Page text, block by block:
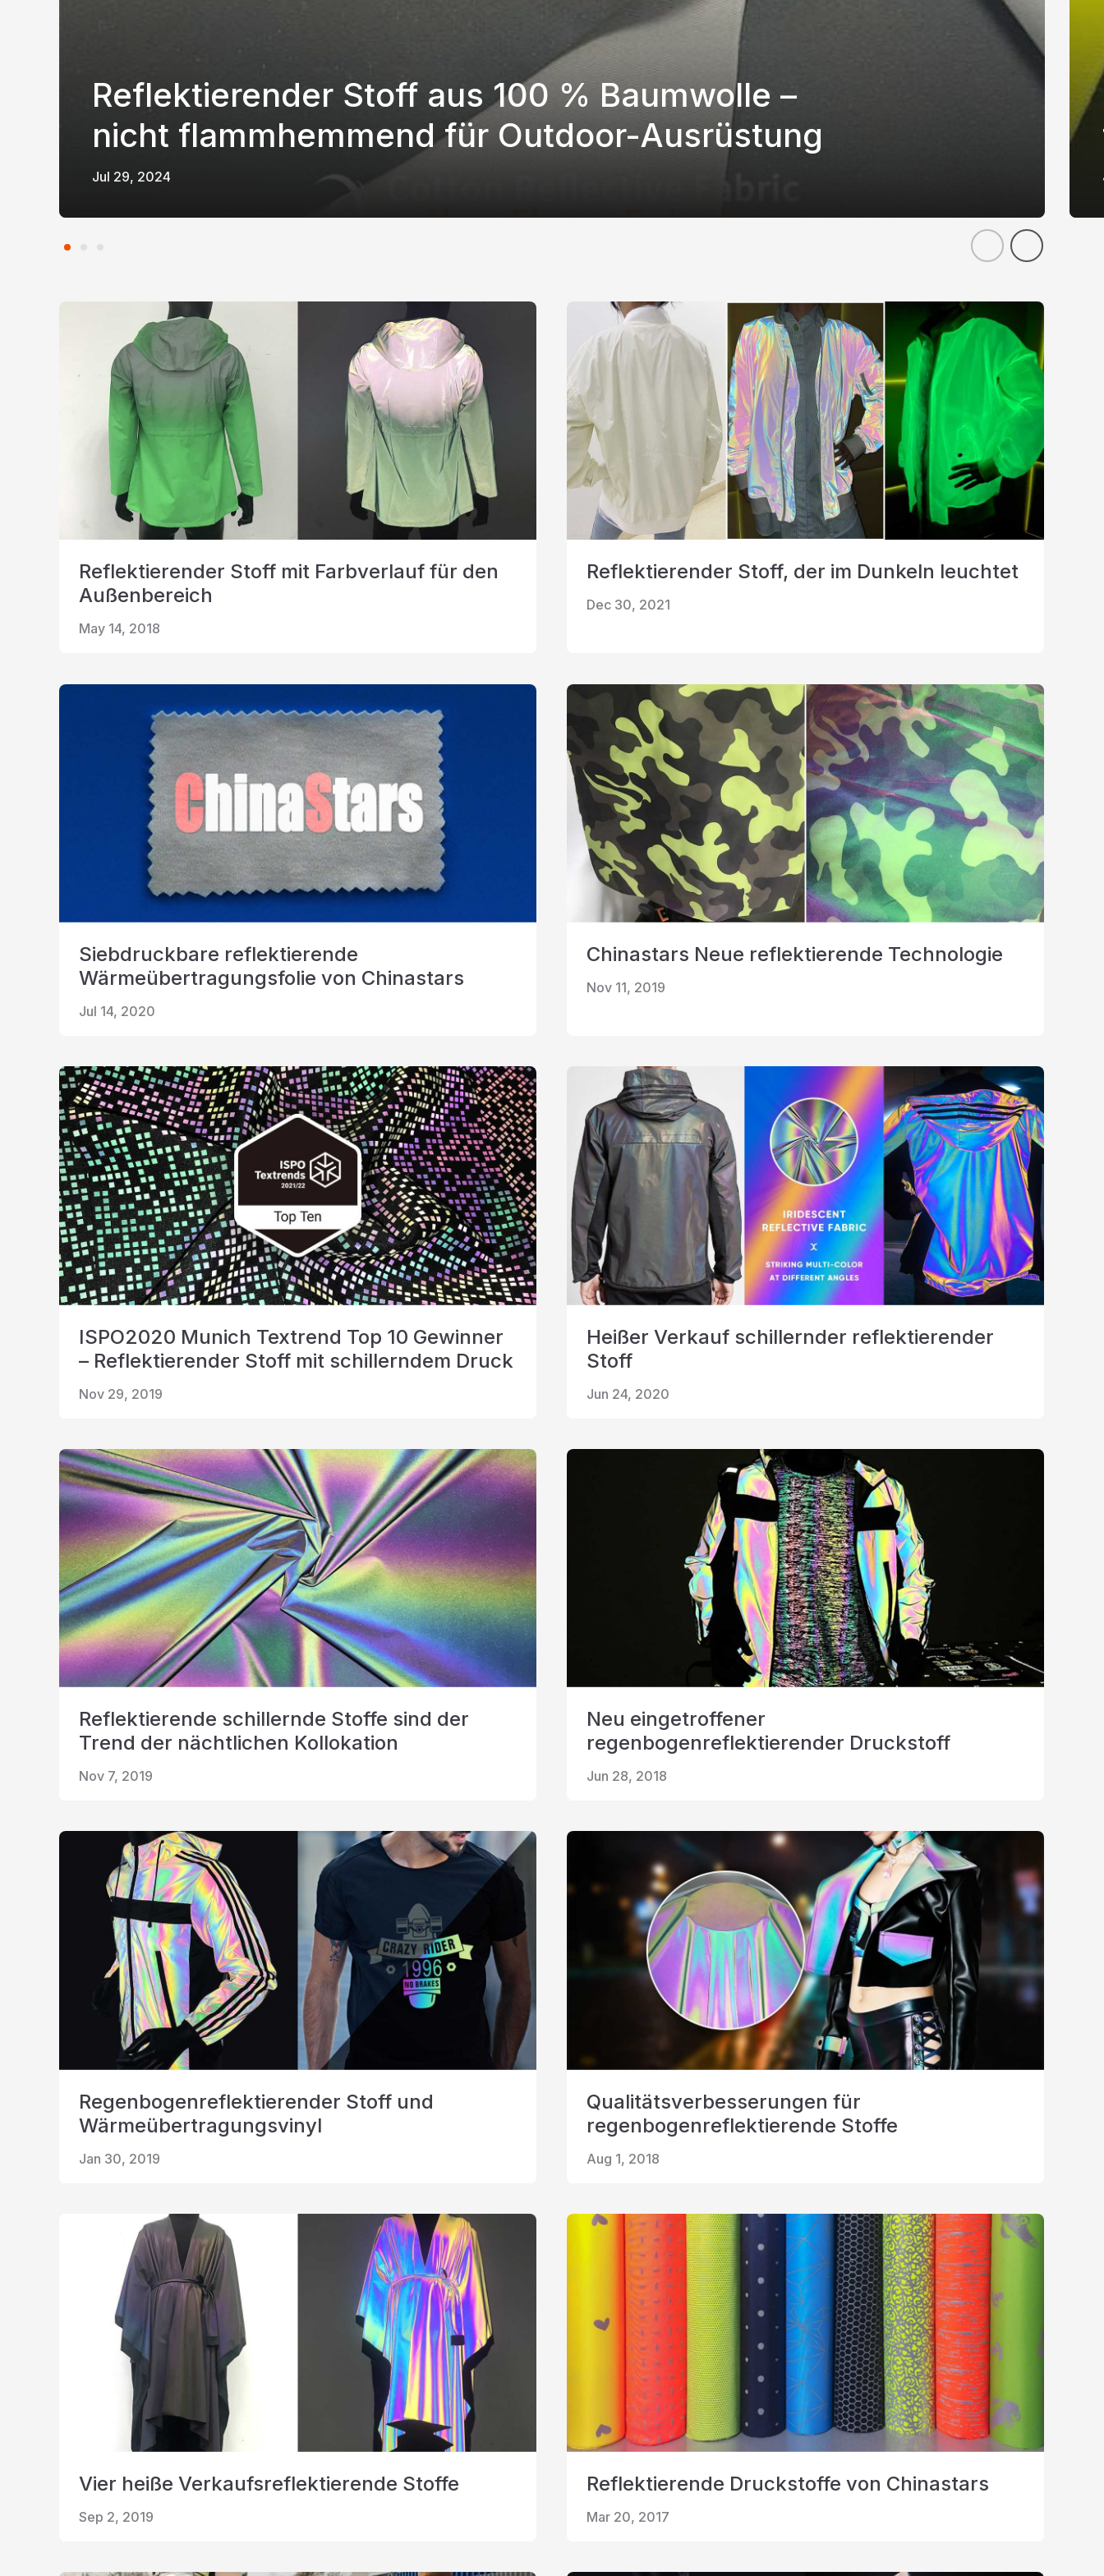
Reflektierender Stoff aus 100 % Baumwolle –
nicht flammhemmend für Outdoor-Ausrüstung
Jul 29, 2024
Reflektierender Stoff mit Farbverlauf für den
Außenbereich
May 14, 2018
Reflektierender Stoff, der im Dunkeln leuchtet
Dec 30, 2021
Siebdruckbare reflektierende
Wärmeübertragungsfolie von Chinastars
Jul 14, 2020
Chinastars Neue reflektierende Technologie
Nov 11, 2019
ISPO2020 Munich Textrend Top 10 Gewinner
– Reflektierender Stoff mit schillerndem Druck
Nov 29, 2019
Heißer Verkauf schillernder reflektierender
Stoff
Jun 24, 2020
Reflektierende schillernde Stoffe sind der
Trend der nächtlichen Kollokation
Nov 7, 2019
Neu eingetroffener
regenbogenreflektierender Druckstoff
Jun 28, 2018
Regenbogenreflektierender Stoff und
Wärmeübertragungsvinyl
Jan 30, 2019
Qualitätsverbesserungen für
regenbogenreflektierende Stoffe
Aug 1, 2018
Vier heiße Verkaufsreflektierende Stoffe
Sep 2, 2019
Reflektierende Druckstoffe von Chinastars
Mar 20, 2017